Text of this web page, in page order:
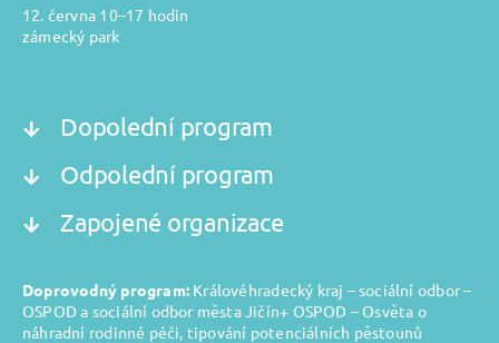
12. června 10–17 hodin
zámecký park
Dopolední program
Odpolední program
Zapojené organizace
Doprovodný program:Královéhradecký kraj – sociální odbor –
OSPOD a sociální odbor města Jičín+ OSPOD – Osvěta o
náhradní rodinné péči, tipování potenciálních pěstounů